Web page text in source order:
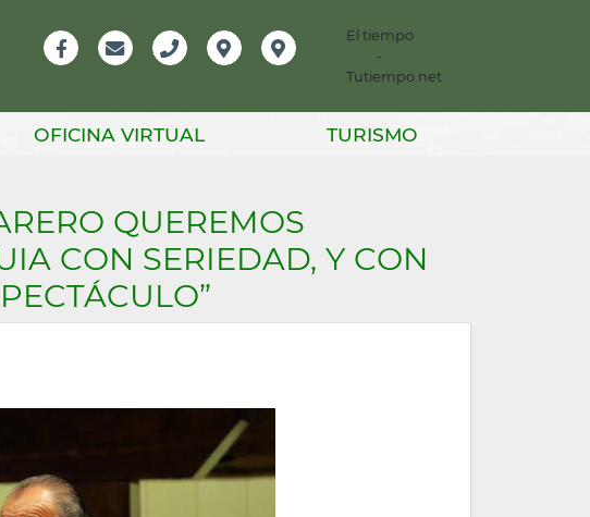
Información
El tiempo
-
Tutiempo.net
OFICINA VIRTUAL TURISMO
QUEREMOS
CON SERIEDAD, Y CON